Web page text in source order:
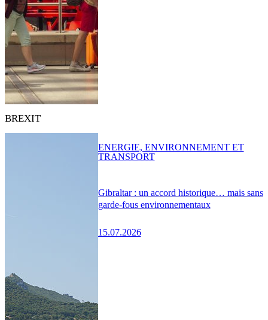
BREXIT
Gibraltar : un accord historique… mais sans
garde-fous environnementaux
15.07.2026
ENERGIE, ENVIRONNEMENT ET
TRANSPORT